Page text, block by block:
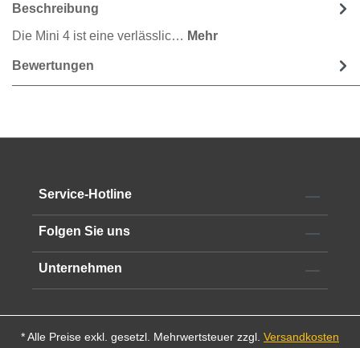
Beschreibung
Die Mini 4 ist eine verlässlic… Mehr
Bewertungen
Service-Hotline
Folgen Sie uns
Unternehmen
* Alle Preise exkl. gesetzl. Mehrwertsteuer zzgl. Versandkosten